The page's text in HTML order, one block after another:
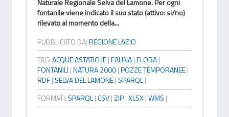
Naturale Regionale Selva del Lamone. Per ogni
fontanile viene indicato il suo stato (attivo: si/no)
rilevato al momento della...
PUBBLICATO DA:REGIONE LAZIO
TAG:ACQUE ASTATICHE|FAUNA|FLORA|
FONTANILI |NATURA 2000|POZZE TEMPORANEE|
RDF| SELVA DEL LAMONE| SPARQL|
FORMATI: SPARQL|CSV|ZIP|XLSX|WMS |